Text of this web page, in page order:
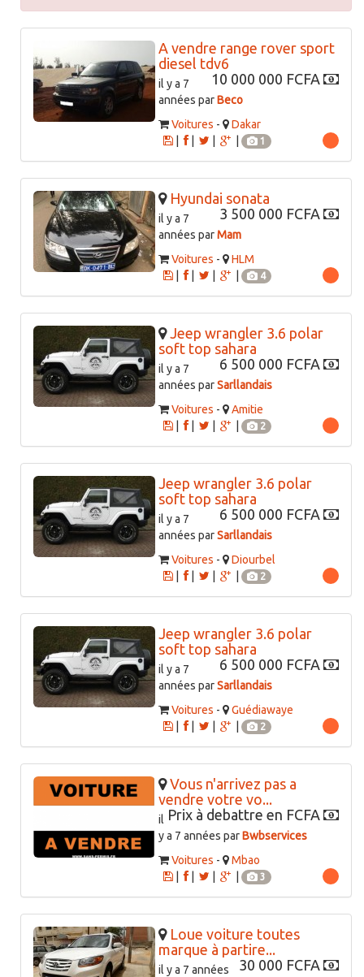
A vendre range rover sport
diesel tdv6
10 000 000 FCFA
il y a 7
années parBeco
Voitures -
Dakar
|
1
Hyundai sonata
3 500 000 FCFA
il y a 7
années parMam
Voitures -
HLM
|
4
Jeep wrangler 3.6 polar
soft top sahara
6 500 000 FCFA
il y a 7
années parSarllandais
Voitures -
Amitie
|
2
Jeep wrangler 3.6 polar
soft top sahara
6 500 000 FCFA
il y a 7
années parSarllandais
Voitures -
Diourbel
|
2
Jeep wrangler 3.6 polar
soft top sahara
6 500 000 FCFA
il y a 7
années parSarllandais
Voitures -
Guédiawaye
|
2
Vous n'arrivez pas a
vendre votre vo...
Prix à debattre en FCFA
il
y a 7 années parBwbservices
Voitures -
Mbao
|
3
Loue voiture toutes
marque à partire...
30 000 FCFA
il y a 7 années